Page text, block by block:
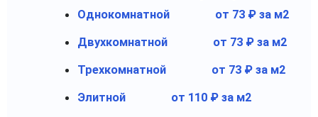
Однокомнатной от 73 ₽ за м2
Двухкомнатной от 73 ₽ за м2
Трехкомнатной от 73 ₽ за м2
Элитной от 110 ₽ за м2